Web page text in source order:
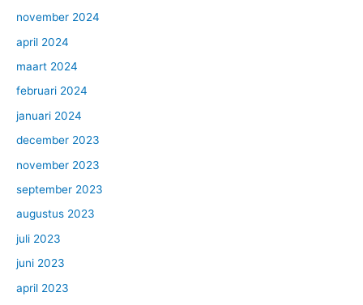
november 2024
april 2024
maart 2024
februari 2024
januari 2024
december 2023
november 2023
september 2023
augustus 2023
juli 2023
juni 2023
april 2023